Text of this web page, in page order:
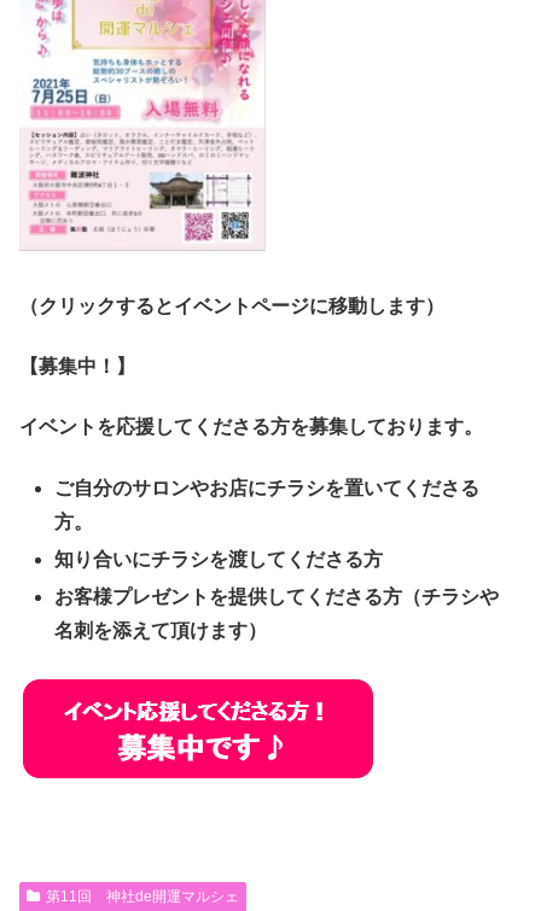
（クリックするとイベントページに移動します）
【募集中！】
イベントを応援してくださる方を募集しております。
ご自分のサロンやお店にチラシを置いてくださる
方。
知り合いにチラシを渡してくださる方
お客様プレゼントを提供してくださる方（チラシや
名刺を添えて頂けます）
第11回 神社de開運マルシェ